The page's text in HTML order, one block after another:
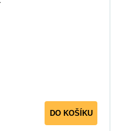
DO KOŠÍKU